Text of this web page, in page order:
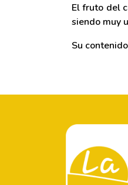
El fruto del
siendo muy
Su